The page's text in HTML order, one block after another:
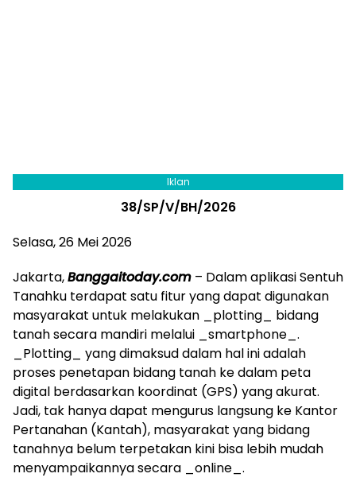
Iklan
38/SP/V/BH/2026
Selasa, 26 Mei 2026
Jakarta,Banggaitoday.com – Dalam aplikasi Sentuh
Tanahku terdapat satu fitur yang dapat digunakan
masyarakat untuk melakukan _plotting_ bidang
tanah secara mandiri melalui _smartphone_.
_Plotting_ yang dimaksud dalam hal ini adalah
proses penetapan bidang tanah ke dalam peta
digital berdasarkan koordinat (GPS) yang akurat.
Jadi, tak hanya dapat mengurus langsung ke Kantor
Pertanahan (Kantah), masyarakat yang bidang
tanahnya belum terpetakan kini bisa lebih mudah
menyampaikannya secara _online_.